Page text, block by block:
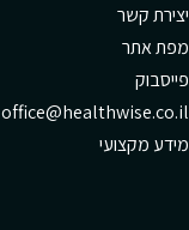
יצירת קשר
מפת אתר
פייסבוק
office@healthwise.co.il
מידע מקצועי